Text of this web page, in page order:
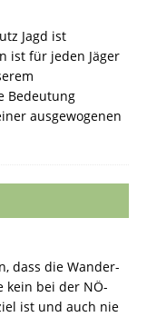
Jagd ist
ist für jeden Jäger
Bedeutung
ausgewogenen
dass die Wander-
kein bei der NÖ-
ist und auch nie